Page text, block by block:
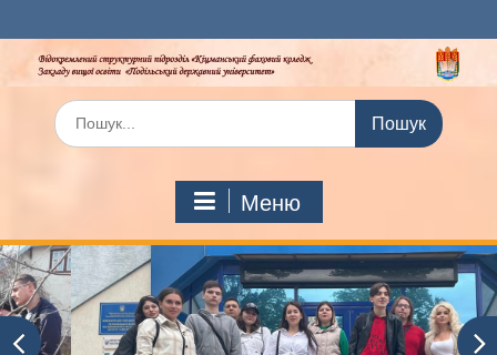
до
вмісту
Шукати:
Меню